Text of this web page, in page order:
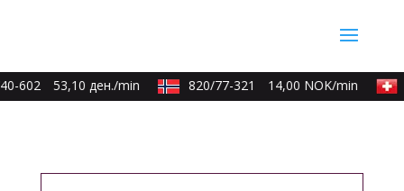
602 53,10 ден./min 820/77-321 14,00 NOK/min